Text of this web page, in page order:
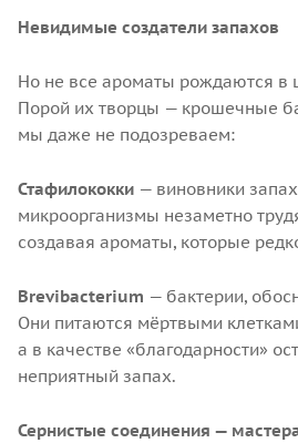
Невидимые создатели запахов
Но не все ароматы рождаются в
Порой их творцы — крошечные
мы даже не подозреваем:
Стафилококки — виновники
микроорганизмы незаметно
создавая ароматы, которые
Brevibacterium — бактерии,
Они питаются мёртвыми
а в качестве «благодарности»
неприятный запах.
Сернистые соединения —